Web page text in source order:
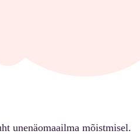
unenäomaailma mõistmisel.